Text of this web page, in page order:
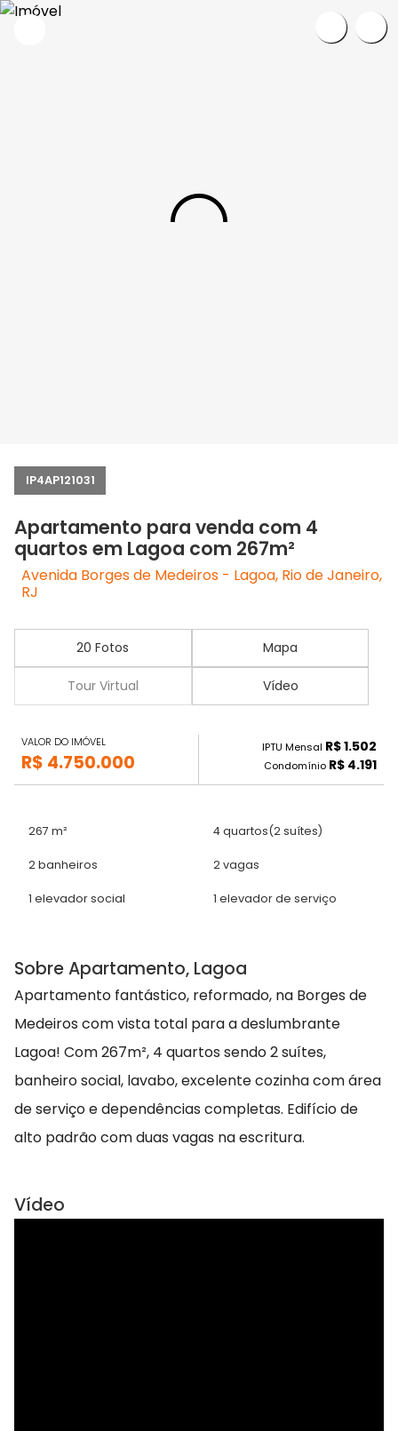
IP4AP121031
Apartamento para venda com 4
quartos em Lagoa com 267m²
Avenida Borges de Medeiros - Lagoa, Rio de Janeiro,
RJ
20 Fotos Mapa
Tour Virtual Vídeo
VALOR DO IMÓVEL
R$ 4.750.000
IPTU Mensal R$ 1.502
Condomínio R$ 4.191
267 m² 4 quartos(2 suítes)
2 banheiros 2 vagas
1 elevador social 1 elevador de serviço
Sobre Apartamento, Lagoa
Apartamento fantástico, reformado, na Borges de
Medeiros com vista total para a deslumbrante
Lagoa! Com 267m², 4 quartos sendo 2 suítes,
banheiro social, lavabo, excelente cozinha com área
de serviço e dependências completas. Edifício de
alto padrão com duas vagas na escritura.
Vídeo